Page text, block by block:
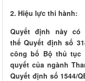
2. Hiệu lực thi hành:
Quyết định này
thế Quyết định số
công bố Bộ thủ tục
quyết của ngành
Quyết định số 1544/